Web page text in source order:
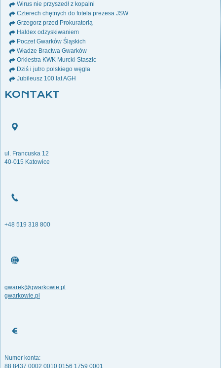
Wirus nie przyszedł z kopalni
Czterech chętnych do fotela prezesa JSW
Grzegorz przed Prokuratorią
Haldex odzyskiwaniem
Poczet Gwarków Śląskich
Władze Bractwa Gwarków
Orkiestra KWK Murcki-Staszic
Dziś i jutro polskiego węgla
Jubileusz 100 lat AGH
KONTAKT
ul. Francuska 12
40-015 Katowice
+48 519 318 800
gwarek@gwarkowie.pl
gwarkowie.pl
Numer konta:
88 8437 0002 0010 0156 1759 0001